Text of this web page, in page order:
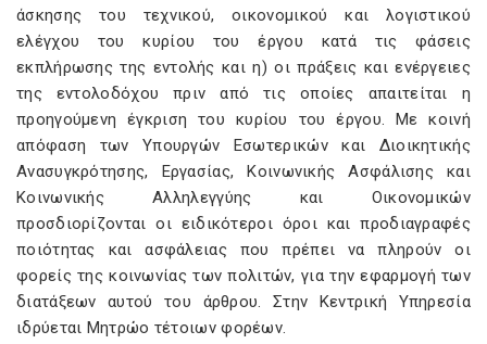
άσκησης του τεχνικού, οικονομικού και λογιστικού
ελέγχου του κυρίου του έργου κατά τις φάσεις
εκπλήρωσης της εντολής και η) οι πράξεις και ενέργειες
της εντολοδόχου πριν από τις οποίες απαιτείται η
προηγούμενη έγκριση του κυρίου του έργου. Με κοινή
απόφαση των Υπουργών Εσωτερικών και Διοικητικής
Ανασυγκρότησης, Εργασίας, Κοινωνικής Ασφάλισης και
Κοινωνικής Αλληλεγγύης και Οικονομικών
προσδιορίζονται οι ειδικότεροι όροι και προδιαγραφές
ποιότητας και ασφάλειας που πρέπει να πληρούν οι
φορείς της κοινωνίας των πολιτών, για την εφαρμογή των
διατάξεων αυτού του άρθρου. Στην Κεντρική Υπηρεσία
ιδρύεται Μητρώο τέτοιων φορέων.